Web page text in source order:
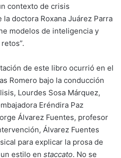
contexto de crisis
la doctora Roxana Juárez Parra
modelos de inteligencia y
de este libro ocurrió en el
Romero bajo la conducción
Lourdes Sosa Márquez,
Eréndira Paz
Álvarez Fuentes, profesor
Álvarez Fuentes
para explicar la prosa de
estilo en staccato. No se